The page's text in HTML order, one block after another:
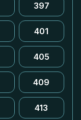
397
401
405
409
413